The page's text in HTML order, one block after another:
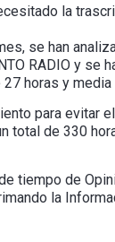
la
se han
RADIO y se
horas y media
para evitar
total de 330
tiempo de
la